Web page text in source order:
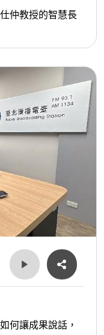
仲教授的智慧長
何讓成果說話，